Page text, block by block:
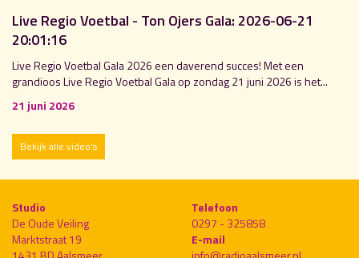
Live Regio Voetbal - Ton Ojers Gala: 2026-06-21
20:01:16
Live Regio Voetbal Gala 2026 een daverend succes! Met een
grandioos Live Regio Voetbal Gala op zondag 21 juni 2026 is het...
21 juni 2026
Bekijk alle video's
Studio
De Oude Veiling
Marktstraat 19
Telefoon
0297 - 325858
E-mail